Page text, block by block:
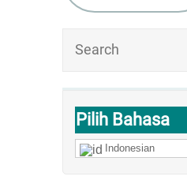
Pilih Bahasa
Indonesian